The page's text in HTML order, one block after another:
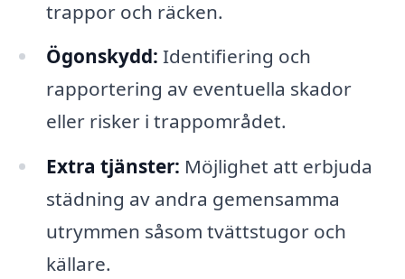
trappor och räcken.
Ögonskydd: Identifiering och
rapportering av eventuella skador
eller risker i trappområdet.
Extra tjänster: Möjlighet att erbjuda
städning av andra gemensamma
utrymmen såsom tvättstugor och
källare.